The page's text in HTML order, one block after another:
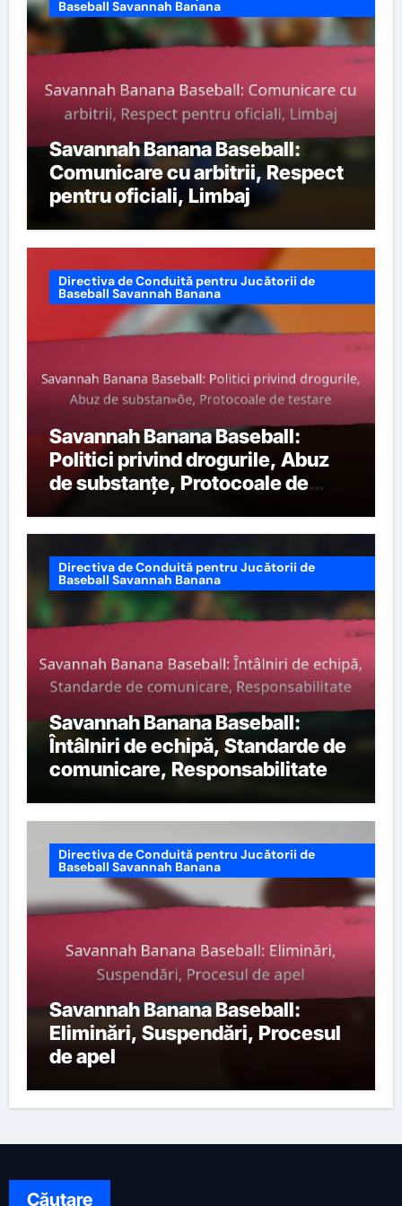
Baseball Savannah Banana
Savannah Banana Baseball:
Comunicare cu arbitrii, Respect
pentru oficiali, Limbaj
Directiva de Conduită pentru Jucătorii de
Baseball Savannah Banana
Savannah Banana Baseball:
Politici privind drogurile, Abuz
de substanțe, Protocoale de
testare
Directiva de Conduită pentru Jucătorii de
Baseball Savannah Banana
Savannah Banana Baseball:
Întâlniri de echipă, Standarde de
comunicare, Responsabilitate
Directiva de Conduită pentru Jucătorii de
Baseball Savannah Banana
Savannah Banana Baseball:
Eliminări, Suspendări, Procesul
de apel
Căutare